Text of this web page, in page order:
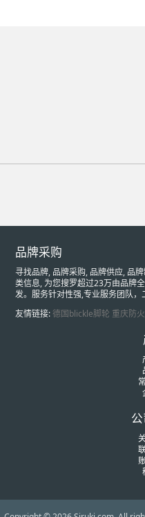
品牌采购
寻找品牌, 品牌采购, 品牌供应, 品
类信息, 为您搜罗超过23万由品牌
发。服务针对性强,专业服务团队，
友情链接:德国blickle脚轮 重庆防